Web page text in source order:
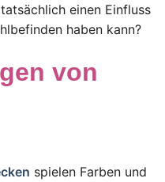
einen Einfluss
haben kann?
von
spielen Farben und